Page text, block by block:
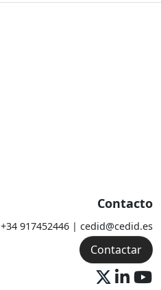
Contacto
+34 917452446 | cedid@cedid.es
Contactar